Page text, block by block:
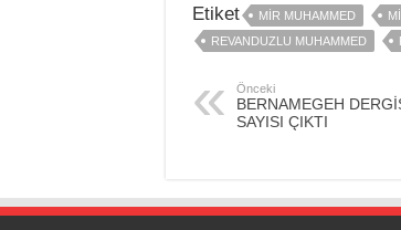
Etiket MİR MUHAMMED
REVANDUZLU MUHAMMED
Önceki
BERNAMEGEH
SAYISI ÇIKTI